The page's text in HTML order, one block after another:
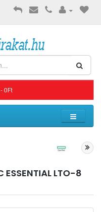
0Ft
ESSENTIAL LTO-8